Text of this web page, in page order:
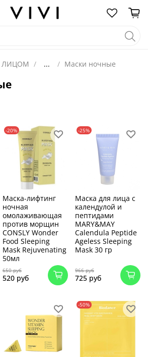
ЛИЦОМ ... Маски ночные
-20%
Маска-лифтинг
ночная
омолаживающая
против морщин
CONSLY Wonder
Food Sleeping
Mask Rejuvenating
50мл
650 руб
520 руб
-25%
Маска для лица с
календулой и
пептидами
MARY&MAY
Calendula Peptide
Ageless Sleeping
Mask 30 гр
966 руб
725 руб
-50%